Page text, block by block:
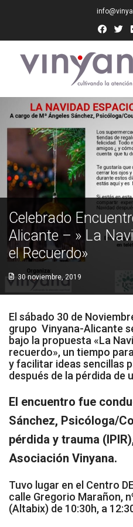
Acceso
Conócenos
Socios Fundadores
Junta Directiva
Presidencia de Honor
Docentes
Socios de Número
Colaboramos con
Formaciones
Nuestra propuesta de
Realizadas
Acompañamiento
Noticias
Vídeos
Contacto
Celebrado
Alicante – » La
el Recuerdo»
30 noviembre, 2019
El sábado 30 de
grupo Vinyana-Alicante
bajo la propuesta «La
recuerdo», un tiempo
y facilitar ideas sencillas
después de la pérdida de
El encuentro fue
Sánchez, Psicóloga/
pérdida y trauma
Asociación Vinyana.
Tuvo lugar en el Centro
calle Gregorio Marañon,
(Altabix) de 10:30h, a